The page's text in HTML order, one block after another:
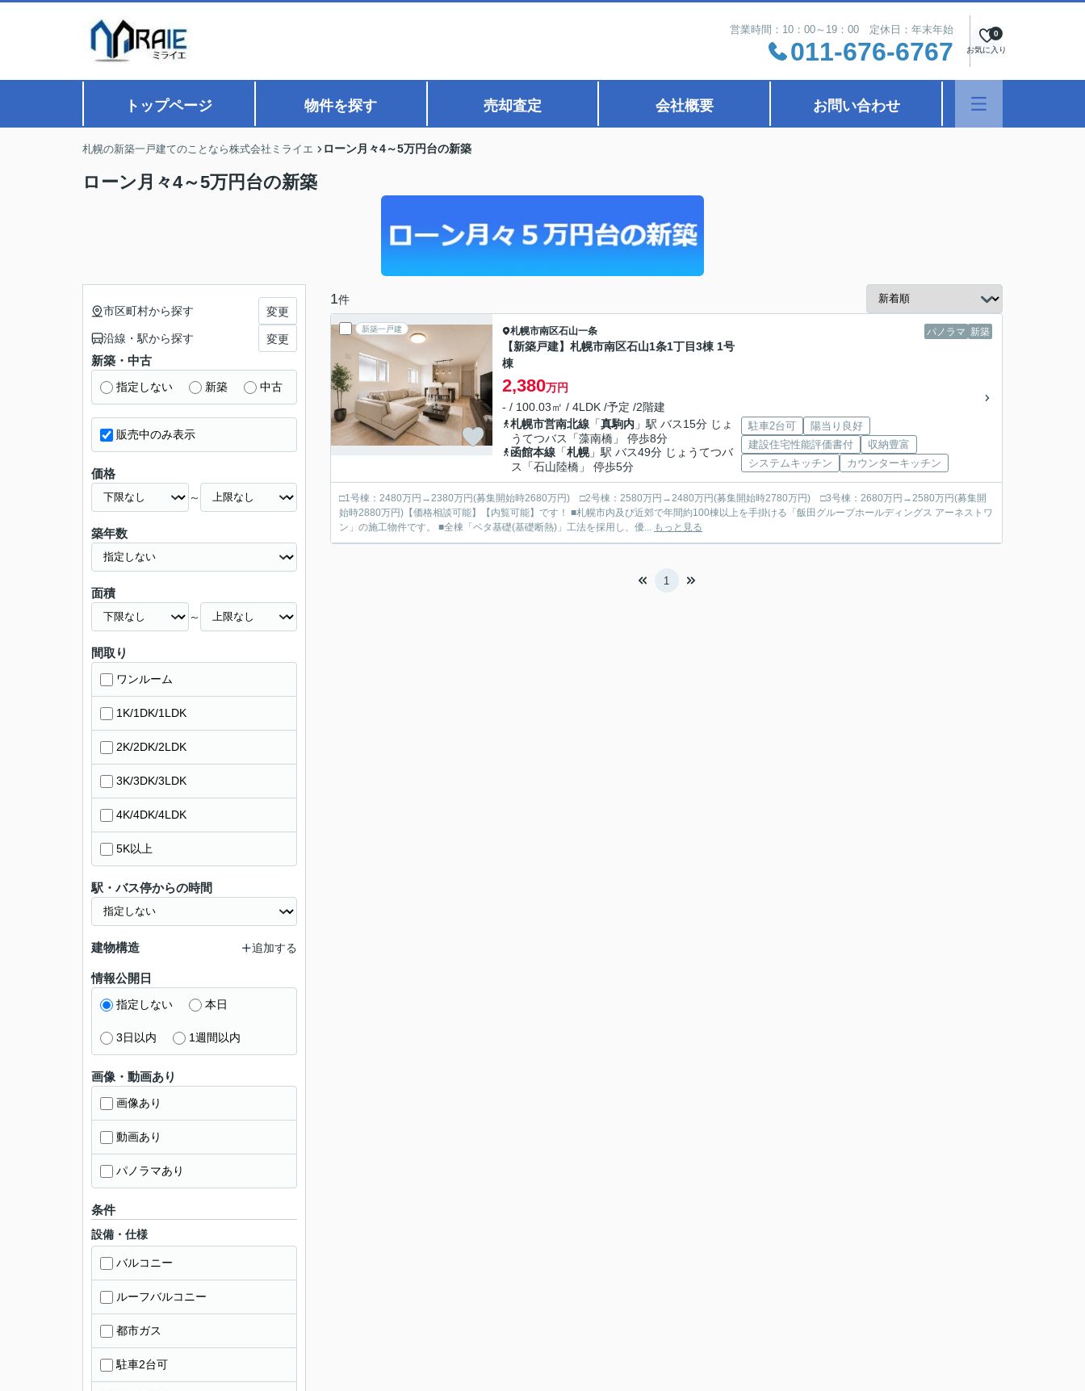
営業時間：10：00～19：00 定休日：年末年始
011-676-6767 お気に入り
0
トップページ 物件を探す 売却査定 会社概要 お問い合わせ
札幌の新築一戸建てのことなら株式会社ミライエ ローン月々4～5万円台の新築
ローン月々4～5万円台の新築
1件
新築一戸建 パノラマ 新築
札幌市南区石山一条
【新築戸建】札幌市南区石山1条1丁目3棟 1号
棟
2,380万円
- / 100.03㎡ / 4LDK /予定 /2階建
札幌市営南北線 「真駒内 」駅 バス15分 じょ
うてつバス「藻南橋」 停歩8分
函館本線 「札幌」駅 バス49分 じょうてつバ
ス「石山陸橋」 停歩5分
駐車2台可
陽当り良好
建設住宅性能評価書付
収納豊富
システムキッチン
カウンターキッチン
□1号棟：2480万円→2380万円(募集開始時2680万円) □2号棟：2580万円→2480万円(募集開始時2780万円) □3号棟：2680万円→2580万円(募集開
始時2880万円)【価格相談可能】【内覧可能】です！ ■札幌市内及び近郊で年間約100棟以上を手掛ける「飯田グループホールディングス アーネストワ
ン」の施工物件です。 ■全棟「ベタ基礎(基礎断熱)」工法を採用し、優... もっと見る
1
市区町村から探す 変更
沿線・駅から探す 変更
新築・中古
指定しない 新築 中古
販売中のみ表示
価格
～
築年数
面積
～
間取り
ワンルーム
1K/1DK/1LDK
2K/2DK/2LDK
3K/3DK/3LDK
4K/4DK/4LDK
5K以上
駅・バス停からの時間
建物構造 追加する
情報公開日
指定しない 本日
3日以内 1週間以内
画像・動画あり
画像あり
動画あり
パノラマあり
条件
設備・仕様
バルコニー
ルーフバルコニー
都市ガス
駐車2台可